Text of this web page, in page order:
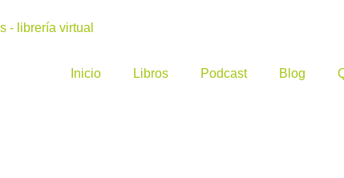
Inicio Libros Podcast Blog